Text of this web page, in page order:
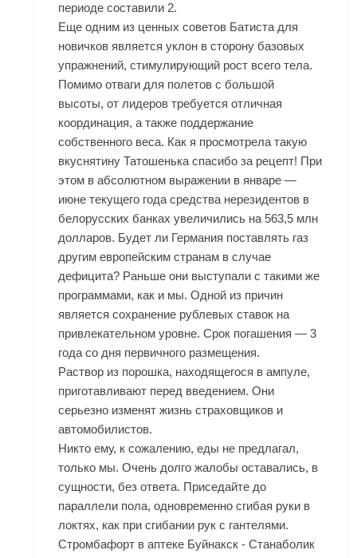
периоде составили 2.
Еще одним из ценных советов Батиста для
новичков является уклон в сторону базовых
упражнений, стимулирующий рост всего тела.
Помимо отваги для полетов с большой
высоты, от лидеров требуется отличная
координация, а также поддержание
собственного веса. Как я просмотрела такую
вкуснятину Татошенька спасибо за рецепт! При
этом в абсолютном выражении в январе —
июне текущего года средства нерезидентов в
белорусских банках увеличились на 563,5 млн
долларов. Будет ли Германия поставлять газ
другим европейским странам в случае
дефицита? Раньше они выступали с такими же
программами, как и мы. Одной из причин
является сохранение рублевых ставок на
привлекательном уровне. Срок погашения — 3
года со дня первичного размещения.
Раствор из порошка, находящегося в ампуле,
приготавливают перед введением. Они
серьезно изменят жизнь страховщиков и
автомобилистов.
Никто ему, к сожалению, еды не предлагал,
только мы. Очень долго жалобы оставались, в
сущности, без ответа. Приседайте до
параллели пола, одновременно сгибая руки в
локтях, как при сгибании рук с гантелями.
Стромбафорт в аптеке Буйнакск - Станаболик